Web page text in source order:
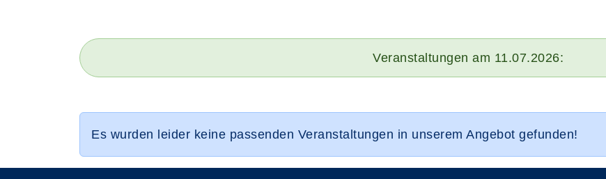
Veranstaltungen am 11.07.2026:
Es wurden leider keine passenden Veranstaltungen in unserem Angebot gefunden!